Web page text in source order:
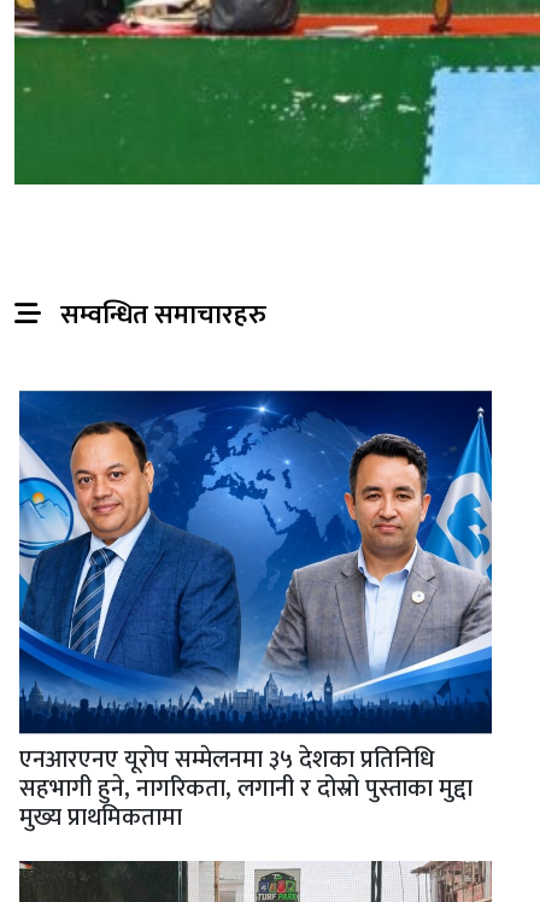
सम्वन्धित समाचारहरु
एनआरएनए यूरोप सम्मेलनमा ३५ देशका प्रतिनिधि
सहभागी हुने, नागरिकता, लगानी र दोस्रो पुस्ताका मुद्दा
मुख्य प्राथमिकतामा